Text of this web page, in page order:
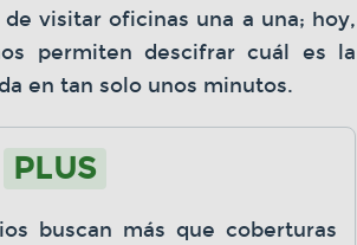
visitar oficinas una a una; hoy,
permiten descifrar cuál es la
en tan solo unos minutos.
PLUS
buscan más que coberturas